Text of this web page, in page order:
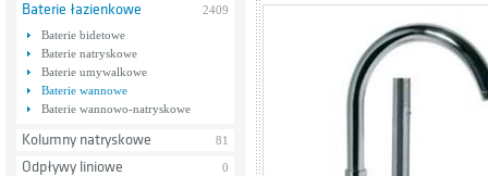
Baterie łazienkowe
2409
Baterie bidetowe
Baterie natryskowe
Baterie umywalkowe
Baterie wannowe
Baterie wannowo-natryskowe
Kolumny natryskowe 81
Odpływy liniowe 0